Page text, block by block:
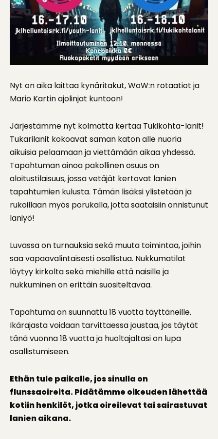
Nyt on aika laittaa kynäritakut, WoW:n rotaatiot ja
Mario Kartin ajolinjat kuntoon!
Järjestämme nyt kolmatta kertaa Tukikohta-lanit!
Tukarilanit kokoavat saman katon alle nuoria
aikuisia pelaamaan ja viettämään aikaa yhdessä.
Tapahtuman ainoa pakollinen osuus on
aloitustilaisuus, jossa vetäjät kertovat lanien
tapahtumien kulusta. Tämän lisäksi ylistetään ja
rukoillaan myös porukalla, jotta saataisiin onnistunut
laniyö!
Luvassa on turnauksia sekä muuta toimintaa, joihin
saa vapaavalintaisesti osallistua. Nukkumatilat
löytyy kirkolta sekä miehille että naisille ja
nukkuminen on erittäin suositeltavaa.
Tapahtuma on suunnattu 18 vuotta täyttäneille.
Ikärajasta voidaan tarvittaessa joustaa, jos täytät
tänä vuonna 18 vuotta ja huoltajaltasi on lupa
osallistumiseen.
Ethän tule paikalle, jos sinulla on
flunssaoireita. Pidätämme oikeuden lähettää
kotiin henkilöt, jotka oireilevat tai sairastuvat
lanien aikana.